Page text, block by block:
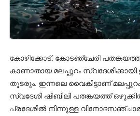
കോഴിക്കോട്. കോടഞ്ചേരി പതങ്കയത്ത്
കാണാതായ മലപ്പുറം സ്വദേശിക്കായി
തുടരും. ഇന്നലെ വൈകിട്ടാണ് മലപ്പുറം
സ്വദേശി ഷിബിലി പതങ്കയത്ത്
പ്രദേശിൽ നിന്നുള്ള